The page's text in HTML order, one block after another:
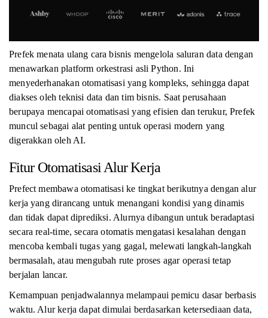
Prefek menata ulang cara bisnis mengelola saluran data dengan
menawarkan platform orkestrasi asli Python. Ini
menyederhanakan otomatisasi yang kompleks, sehingga dapat
diakses oleh teknisi data dan tim bisnis. Saat perusahaan
berupaya mencapai otomatisasi yang efisien dan terukur, Prefek
muncul sebagai alat penting untuk operasi modern yang
digerakkan oleh AI.
Fitur Otomatisasi Alur Kerja
Prefect membawa otomatisasi ke tingkat berikutnya dengan alur
kerja yang dirancang untuk menangani kondisi yang dinamis
dan tidak dapat diprediksi. Alurnya dibangun untuk beradaptasi
secara real-time, secara otomatis mengatasi kesalahan dengan
mencoba kembali tugas yang gagal, melewati langkah-langkah
bermasalah, atau mengubah rute proses agar operasi tetap
berjalan lancar.
Kemampuan penjadwalannya melampaui pemicu dasar berbasis
waktu. Alur kerja dapat dimulai berdasarkan ketersediaan data,